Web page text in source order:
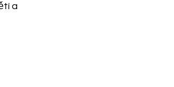
a